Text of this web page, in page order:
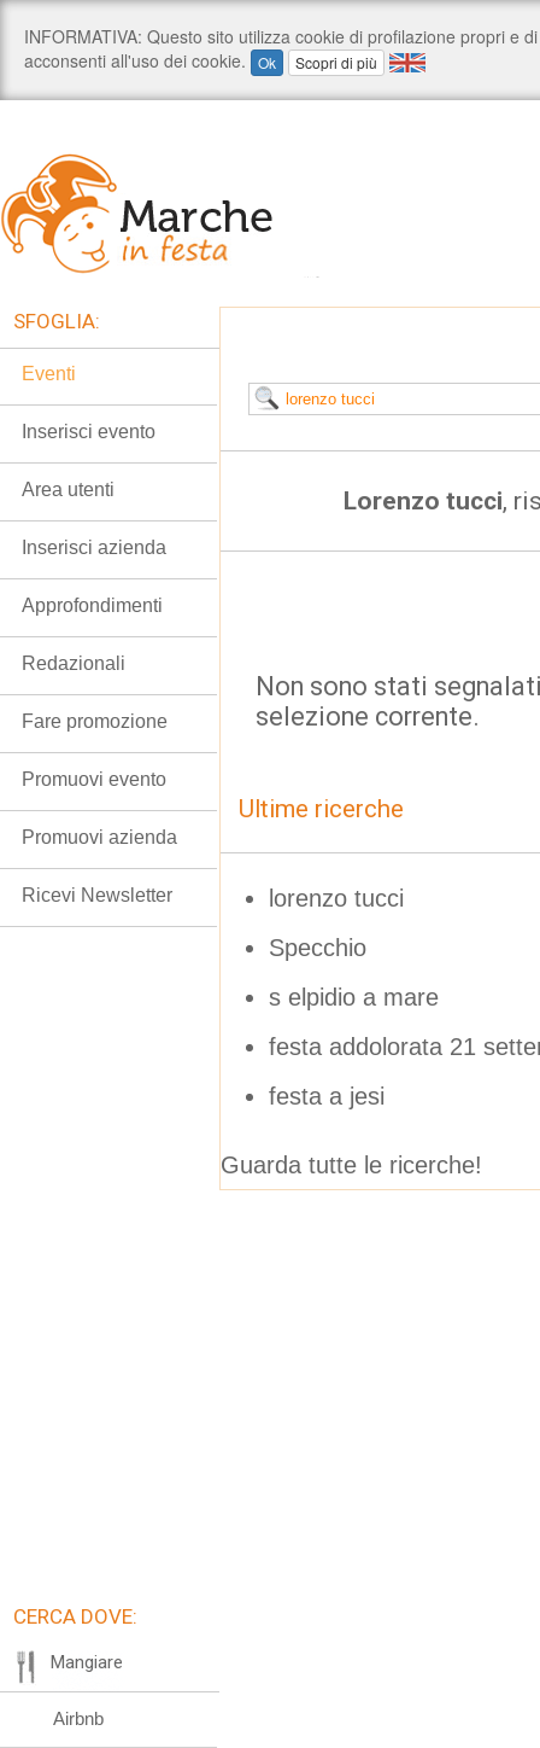
Lorenzo tucci,
Non sono stati
selezione corrente.
Ultime ricerche
lorenzo tucci
Specchio
s elpidio a mare
festa addolorata 21
festa a jesi
Guarda tutte le ricerche!
SFOGLIA:
Eventi
Inserisci evento
Area utenti
Inserisci azienda
Approfondimenti
Redazionali
Fare promozione
Promuovi evento
Promuovi azienda
Ricevi Newsletter
CERCA DOVE:
Mangiare
Airbnb